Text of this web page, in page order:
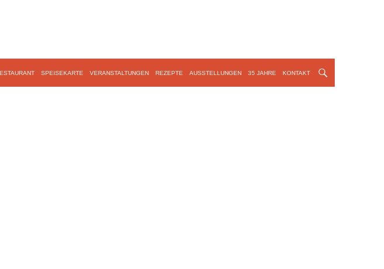
SPEISEKARTE VERANSTALTUNGEN REZEPTE AUSSTELLUNGEN 35 JAHRE KONTAKT